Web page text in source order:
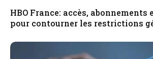
HBO France: accès,
pour contourner les restrictions